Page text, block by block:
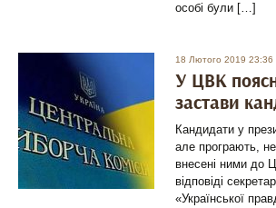
особі були […]
18 Лютого 2019 23:36
У ЦВК
застави
Кандидати у
але програють,
внесені ними до
відповіді
«Української